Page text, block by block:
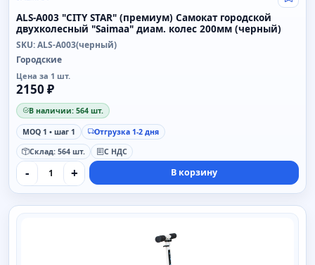
Свой
ALS-A003 "CITY STAR" (премиум) Самокат городской
двухколесный "Saimaa" диам. колес 200мм (черный)
SKU: ALS-A003(черный)
Городские
Цена за 1 шт.
2150 ₽
В наличии: 564 шт.
MOQ 1 • шаг 1
Отгрузка 1-2 дня
Склад: 564 шт.
С НДС
- + В корзину
SAIMAA